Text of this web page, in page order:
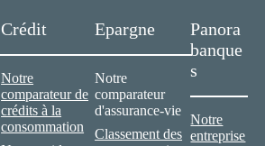
Crédit
Notre
comparateur de
crédits à la
consommation
Epargne
Notre
comparateur
d'assurance-vie
Classement des
Panora
banque
s
Notre
entreprise